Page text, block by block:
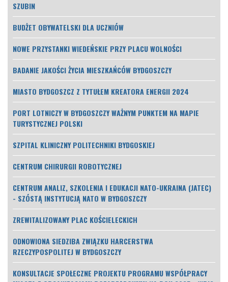
SZUBIN
BUDŻET OBYWATELSKI DLA UCZNIÓW
NOWE PRZYSTANKI WIEDEŃSKIE PRZY PLACU WOLNOŚCI
BADANIE JAKOŚCI ŻYCIA MIESZKAŃCÓW BYDGOSZCZY
MIASTO BYDGOSZCZ Z TYTUŁEM KREATORA ENERGII 2024
PORT LOTNICZY W BYDGOSZCZY WAŻNYM PUNKTEM NA MAPIE
TURYSTYCZNEJ POLSKI
SZPITAL KLINICZNY POLITECHNIKI BYDGOSKIEJ
CENTRUM CHIRURGII ROBOTYCZNEJ
CENTRUM ANALIZ, SZKOLENIA I EDUKACJI NATO-UKRAINA (JATEC)
- SZÓSTĄ INSTYTUCJĄ NATO W BYDGOSZCZY
ZREWITALIZOWANY PLAC KOŚCIELECKICH
ODNOWIONA SIEDZIBA ZWIĄZKU HARCERSTWA
RZECZYPOSPOLITEJ W BYDGOSZCZY
KONSULTACJE SPOŁECZNE PROJEKTU PROGRAMU WSPÓŁPRACY